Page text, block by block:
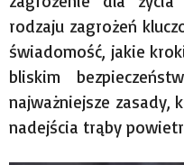
rodzaju zagrożeń
świadomość, jakie
bliskim
najważniejsze zasady,
nadejścia trąby